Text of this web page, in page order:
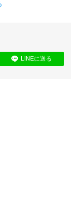
LINEに送る